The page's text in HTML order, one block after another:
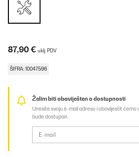
87,90 € uklj. PDV
ŠIFRA: 10047596
Želim biti obaviješten o dostupnosti
Unesite svoju e-mail adresu i obavijestit ćemo
bude dostupan.